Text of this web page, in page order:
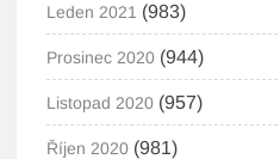
Leden 2021 (983)
Prosinec 2020 (944)
Listopad 2020 (957)
Říjen 2020 (981)